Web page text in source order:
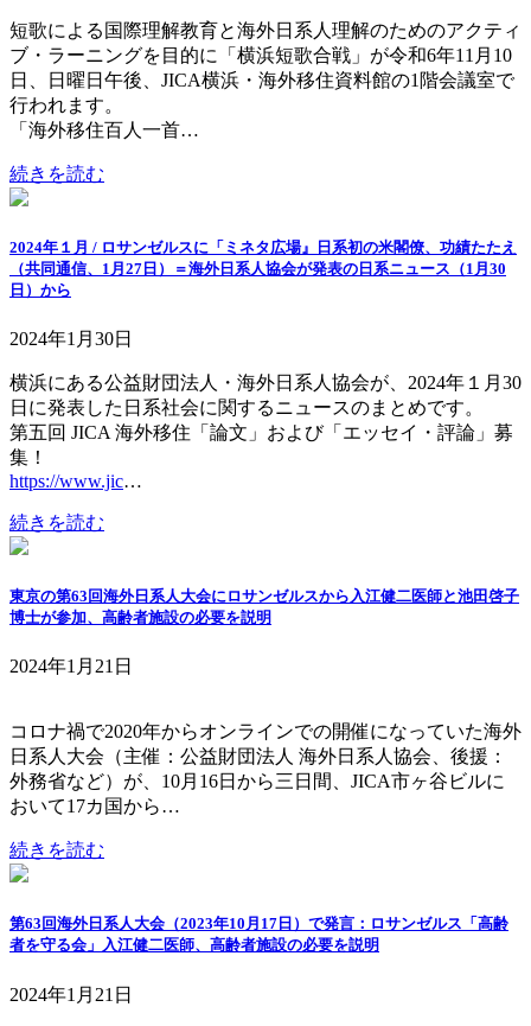
短歌による国際理解教育と海外日系人理解のためのアクティ
ブ・ラーニングを目的に「横浜短歌合戦」が令和6年11月10
日、日曜日午後、JICA横浜・海外移住資料館の1階会議室で
行われます。
「海外移住百人一首…
続きを読む
2024年１月 / ロサンゼルスに「ミネタ広場』日系初の米閣僚、功績たたえ
（共同通信、1月27日）＝海外日系人協会が発表の日系ニュース（1月30
日）から
2024年1月30日
横浜にある公益財団法人・海外日系人協会が、2024年１月30
日に発表した日系社会に関するニュースのまとめです。
第五回 JICA 海外移住「論文」および「エッセイ・評論」募
集！
https://www.jic…
続きを読む
東京の第63回海外日系人大会にロサンゼルスから入江健二医師と池田啓子
博士が参加、高齢者施設の必要を説明
2024年1月21日
コロナ禍で2020年からオンラインでの開催になっていた海外
日系人大会（主催：公益財団法人 海外日系人協会、後援：
外務省など）が、10月16日から三日間、JICA市ヶ谷ビルに
おいて17カ国から…
続きを読む
第63回海外日系人大会（2023年10月17日）で発言：ロサンゼルス「高齢
者を守る会」入江健二医師、高齢者施設の必要を説明
2024年1月21日